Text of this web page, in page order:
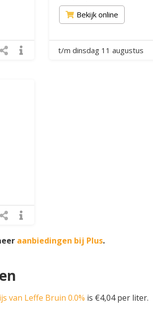
Bekijk online
t/m dinsdag 11 augustus
aanbiedingen bij Plus.
van Leffe Bruin 0.0% is €4,04 per liter.